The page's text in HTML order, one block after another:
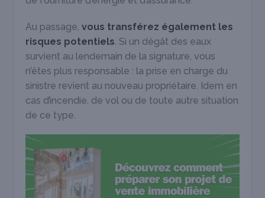
Au passage,vous transférez également les
risques potentiels. Si un dégât des eaux
survient au lendemain de la signature, vous
n’êtes plus responsable : la prise en charge du
sinistre revient au nouveau propriétaire. Idem en
cas d’incendie, de vol ou de toute autre situation
de ce type.